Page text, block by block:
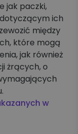
jak paczki,
ich
między
które mogą
jak również
żrących, o
w